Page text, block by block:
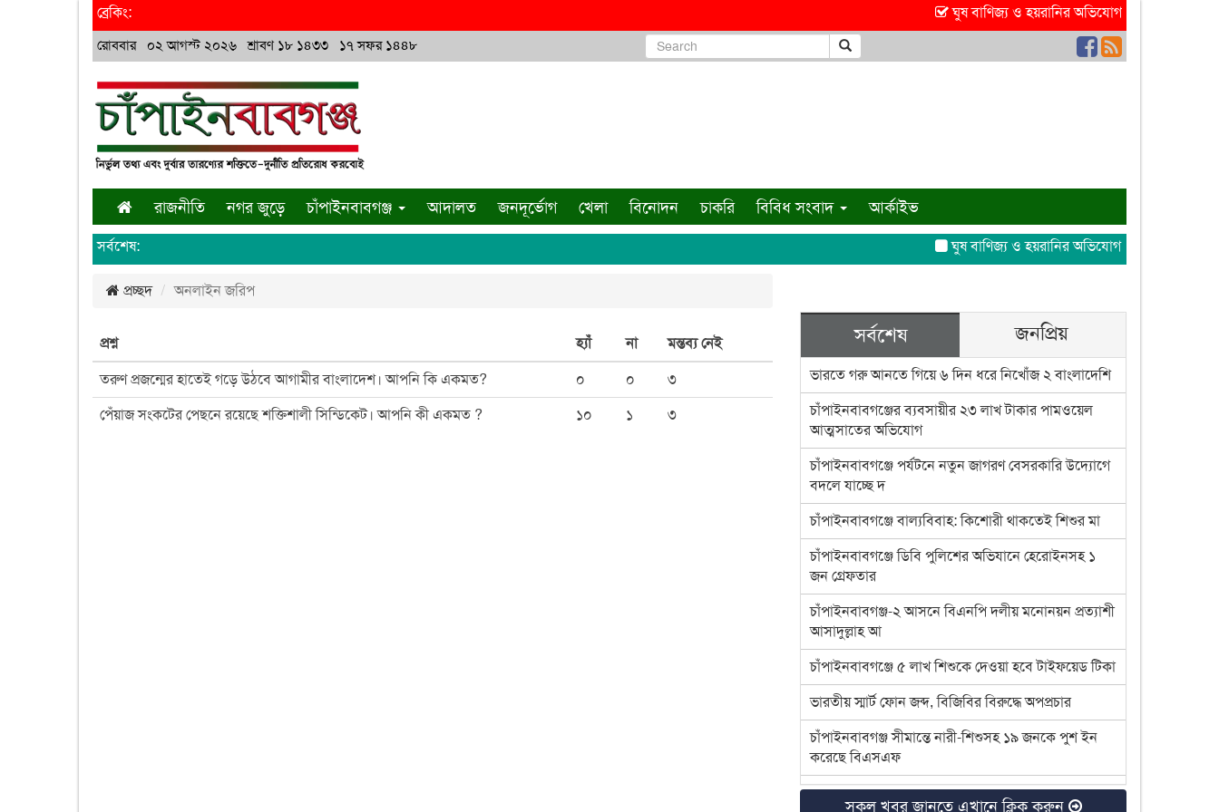
ব্রেকিং: ঘুষ বাণিজ্য ও হয়রানির অভিযোগ এসিল্যান্ড
রোববার ০২ আগস্ট ২০২৬ শ্রাবণ ১৮ ১৪৩৩ ১৭ সফর ১৪৪৮
রাজনীতি নগর জুড়ে চাঁপাইনবাবগঞ্জ আদালত জনদূর্ভোগ খেলা বিনোদন চাকরি বিবিধ সংবাদ আর্কাইভ
সর্বশেষ: ঘুষ বাণিজ্য ও হয়রানির অভিযোগ এসিল্যান্ড
প্রচ্ছদ অনলাইন জরিপ
প্রশ্ন হ্যাঁ না
মন্তব্য নেই
তরুণ প্রজন্মের হাতেই গড়ে উঠবে আগামীর বাংলাদেশ। আপনি কি একমত?
০ ০
৩
পেঁয়াজ সংকটের পেছনে রয়েছে শক্তিশালী সিন্ডিকেট। আপনি কী একমত ?
১০ ১ ৩
সর্বশেষ জনপ্রিয়
ভারতে গরু আনতে গিয়ে ৬ দিন ধরে নিখোঁজ ২ বাংলাদেশি
চাঁপাইনবাবগঞ্জের ব্যবসায়ীর ২৩ লাখ টাকার পামওয়েল
আত্মসাতের অভিযোগ
চাঁপাইনবাবগঞ্জে পর্যটনে নতুন জাগরণ বেসরকারি উদ্যোগে
বদলে যাচ্ছে দ
চাঁপাইনবাবগঞ্জে বাল্যবিবাহ: কিশোরী থাকতেই শিশুর মা
চাঁপাইনবাবগঞ্জে ডিবি পুলিশের অভিযানে হেরোইনসহ ১
জন গ্রেফতার
চাঁপাইনবাবগঞ্জ-২ আসনে বিএনপি দলীয় মনোনয়ন প্রত্যাশী
আসাদুল্লাহ আ
চাঁপাইনবাবগঞ্জে ৫ লাখ শিশুকে দেওয়া হবে টাইফয়েড টিকা
ভারতীয় স্মার্ট ফোন জব্দ, বিজিবির বিরুদ্ধে অপপ্রচার
চাঁপাইনবাবগঞ্জ সীমান্তে নারী-শিশুসহ ১৯ জনকে পুশ ইন
করেছে বিএসএফ
এক বছরেও উদ্ধার হয়নি অস্ত্র-গুলি
সকল খবর জানতে এখানে ক্লিক করুন